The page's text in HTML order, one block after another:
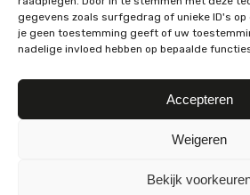
gegevens zoals surfgedrag of unieke ID's
je geen toestemming geeft of uw
nadelige invloed hebben op bepaalde
Accepteren
Weigeren
Bekijk
Gebaseerd op 319
powered byG oogle
beoordeel ons op